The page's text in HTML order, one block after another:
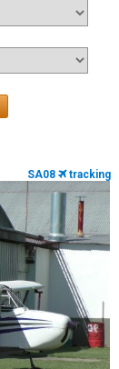
SA08 tracking